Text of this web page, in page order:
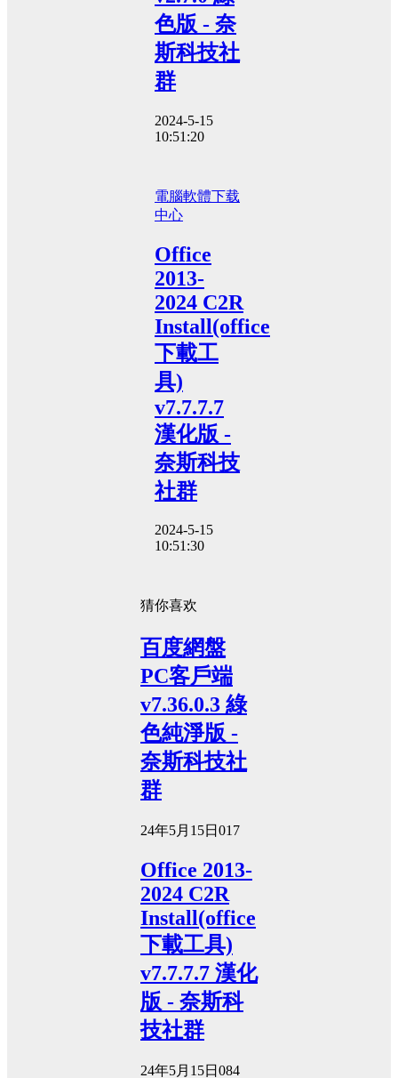
色版 - 奈
斯科技社
群
2024-5-15
10:51:20
電腦軟體下载
中心
Office
2013-
2024 C2R
Install(office
下載工
具)
v7.7.7.7
漢化版 -
奈斯科技
社群
2024-5-15
10:51:30
猜你喜欢
百度網盤
PC客戶端
v7.36.0.3 綠
色純淨版 -
奈斯科技社
群
24年5月15日 017
Office 2013-
2024 C2R
Install(office
下載工具)
v7.7.7.7 漢化
版 - 奈斯科
技社群
24年5月15日 084